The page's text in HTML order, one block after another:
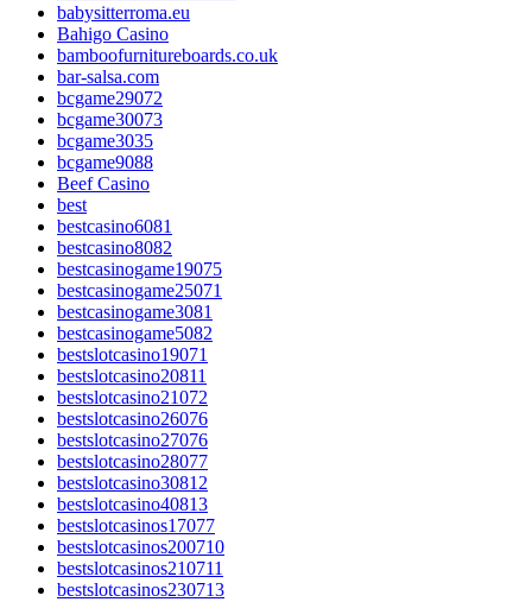
babysitterroma.eu
Bahigo Casino
bamboofurnitureboards.co.uk
bar-salsa.com
bcgame29072
bcgame30073
bcgame3035
bcgame9088
Beef Casino
best
bestcasino6081
bestcasino8082
bestcasinogame19075
bestcasinogame25071
bestcasinogame3081
bestcasinogame5082
bestslotcasino19071
bestslotcasino20811
bestslotcasino21072
bestslotcasino26076
bestslotcasino27076
bestslotcasino28077
bestslotcasino30812
bestslotcasino40813
bestslotcasinos17077
bestslotcasinos200710
bestslotcasinos210711
bestslotcasinos230713